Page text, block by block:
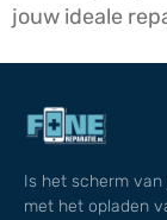
jouw ideale
Is het scherm van
met het opladen